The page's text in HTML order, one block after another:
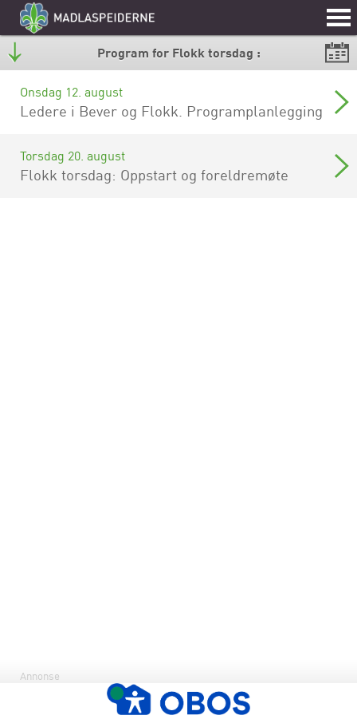
Program for Flokk torsdag :
Onsdag 12. august
Ledere i Bever og Flokk. Programplanlegging
Torsdag 20. august
Flokk torsdag: Oppstart og foreldremøte
Annonse